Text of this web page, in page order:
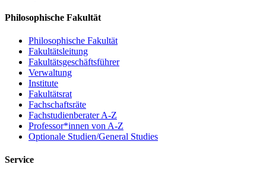
Philosophische Fakultät
Philosophische Fakultät
Fakultätsleitung
Fakultätsgeschäftsführer
Verwaltung
Institute
Fakultätsrat
Fachschaftsräte
Fachstudienberater A-Z
Professor*innen von A-Z
Optionale Studien/General Studies
Service